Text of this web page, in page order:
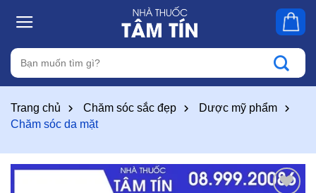
Tìm
kiếm:
Trang chủ Chăm sóc sắc đẹp
Dược mỹ phẩm
Chăm sóc da mặt